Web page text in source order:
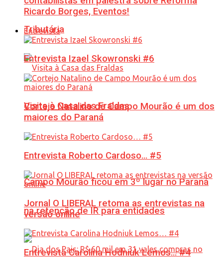
Tributária
Visita à Casa das Fraldas
Campo Mourão ficou em 3º lugar no Paraná
na retenção de IR para entidades
Ricardo Borges, Eventos!
Entrevista
Entrevista Izael Skowronski #6
Cortejo Natalino de Campo Mourão é um dos
maiores do Paraná
Entrevista Roberto Cardoso… #5
Jornal O LIBERAL retoma as entrevistas na
versão online
Entrevista Carolina Hodniuk Lemos… #4